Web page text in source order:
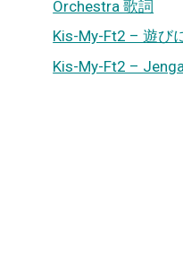
Orchestra 歌詞
Kis-My-Ft2 – 遊び
Kis-My-Ft2 –